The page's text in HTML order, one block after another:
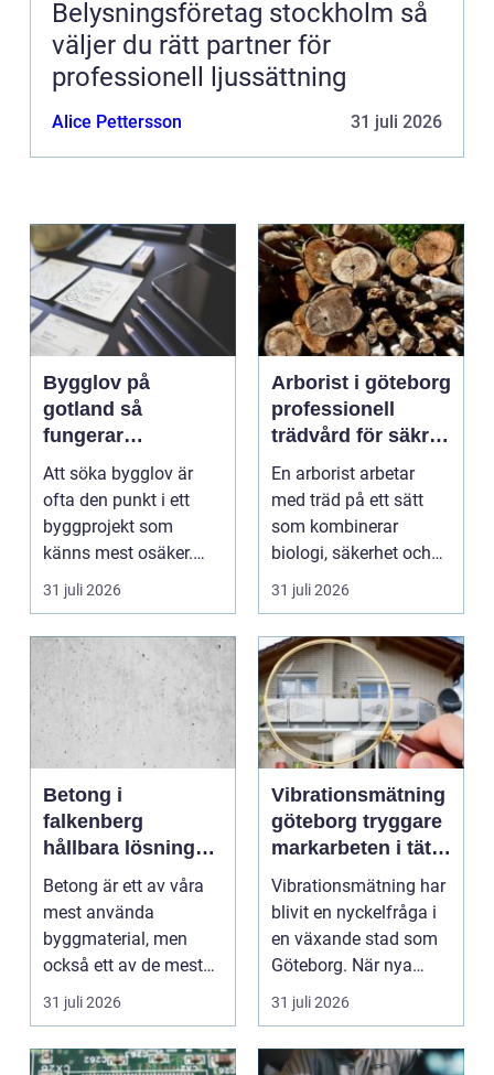
Belysningsföretag stockholm så
väljer du rätt partner för
professionell ljussättning
Alice Pettersson 31 juli 2026
Bygglov på
gotland så
fungerar
processen från idé
till godkänt beslut
Att söka bygglov är
ofta den punkt i ett
byggprojekt som
känns mest osäker.
Frågorna hopar sig:
vilk...
31 juli 2026
Arborist i göteborg
professionell
trädvård för säkra
och friska träd
En arborist arbetar
med träd på ett sätt
som kombinerar
biologi, säkerhet och
hantverk. I en stad so...
31 juli 2026
Betong i
falkenberg
hållbara lösningar
för grund, golv
och utemiljö
Betong är ett av våra
mest använda
byggmaterial, men
också ett av de mest
missförstådda. Många
tänke...
31 juli 2026
Vibrationsmätning
göteborg tryggare
markarbeten i tät
stadsmiljö
Vibrationsmätning har
blivit en nyckelfråga i
en växande stad som
Göteborg. När nya
bostäder, broar,...
31 juli 2026